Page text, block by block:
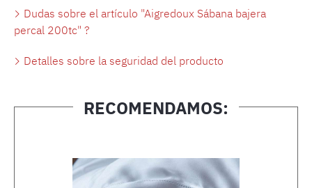
Dudas sobre el artículo "Aigredoux Sábana bajera
percal 200tc" ?
Detalles sobre la seguridad del producto
RECOMENDAMOS: